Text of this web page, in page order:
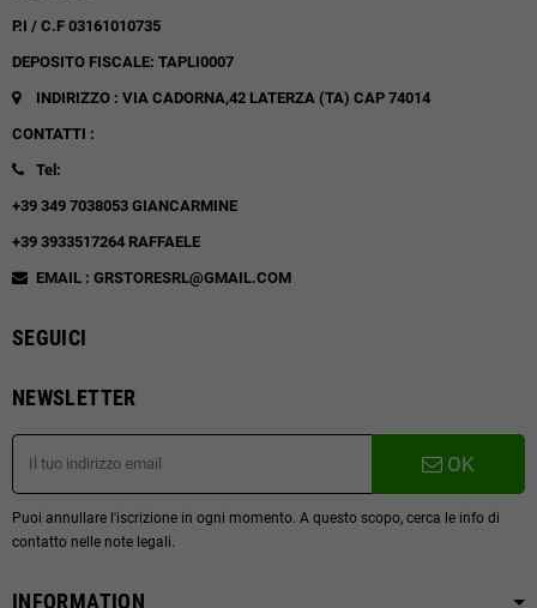
P.I / C.F 03161010735
DEPOSITO FISCALE: TAPLI0007
INDIRIZZO : VIA CADORNA,42 LATERZA (TA) CAP 74014
CONTATTI :
Tel:
+39 349 7038053 GIANCARMINE
+39 3933517264 RAFFAELE
EMAIL : GRSTORESRL@GMAIL.COM
SEGUICI
NEWSLETTER
OK
Puoi annullare l'iscrizione in ogni momento. A questo scopo, cerca le info di
contatto nelle note legali.
INFORMATION